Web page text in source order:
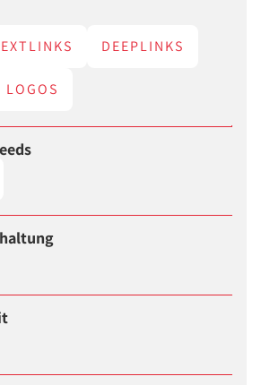
DEEPLINKS
LOGOS